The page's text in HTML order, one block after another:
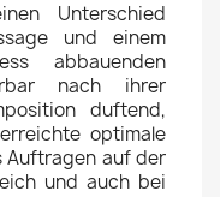
Unterschied
und einem
abbauenden
nach ihrer
duftend,
optimale
Auftragen auf der
und auch bei